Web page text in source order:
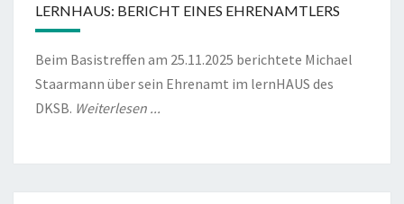
LERNHAUS: BERICHT EINES EHRENAMTLERS
Beim Basistreffen am 25.11.2025 berichtete Michael
Staarmann über sein Ehrenamt im lernHAUS des
DKSB. Weiterlesen ...